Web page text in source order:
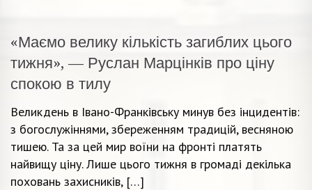
«Маємо велику кількість загиблих цього
тижня», — Руслан Марцінків про ціну
спокою в тилу
Великдень в Івано-Франківську минув без інцидентів:
з богослужіннями, збереженням традицій, весняною
тишею. Та за цей мир воїни на фронті платять
найвищу ціну. Лише цього тижня в громаді декілька
поховань захисників, […]